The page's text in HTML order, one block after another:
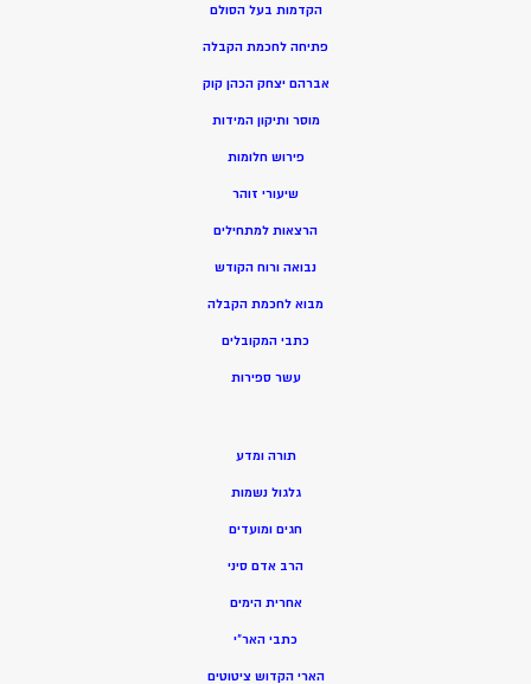
הקדמות בעל הסולם
פתיחה לחכמת הקבלה
אברהם יצחק הכהן קוק
מוסר ותיקון המידות
פירוש חלומות
שיעורי זוהר
הרצאות למתחילים
נבואה ורוח הקודש
מבוא לחכמת הקבלה
כתבי המקובלים
עשר ספירות
תורה ומדע
גלגול נשמות
חגים ומועדים
הרב אדם סיני
אחרית הימים
כתבי האר”י
הארי הקדוש ציטוטים